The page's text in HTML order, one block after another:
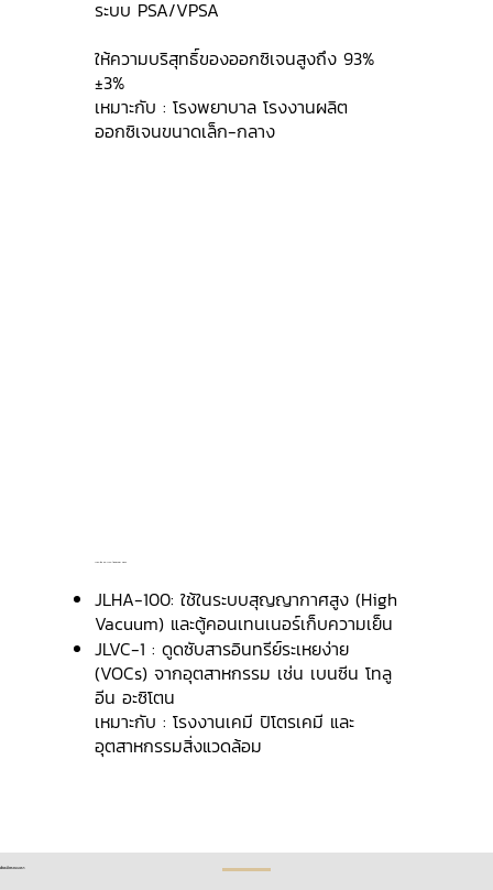
ระบบ PSA/VPSA
ให้ความบริสุทธิ์ของออกซิเจนสูงถึง 93%
±3%
เหมาะกับ : โรงพยาบาล โรงงานผลิต
ออกซิเจนขนาดเล็ก-กลาง
JLHA-100 และ JLVC-1 Molecular Sieve
JLHA-100: ใช้ในระบบสุญญากาศสูง (High
Vacuum) และตู้คอนเทนเนอร์เก็บความเย็น
JLVC-1 : ดูดซับสารอินทรีย์ระเหยง่าย
(VOCs) จากอุตสาหกรรม เช่น เบนซีน โทลู
อีน อะซิโตน
เหมาะกับ : โรงงานเคมี ปิโตรเคมี และ
อุตสาหกรรมสิ่งแวดล้อม
พันธมิตรของเรา